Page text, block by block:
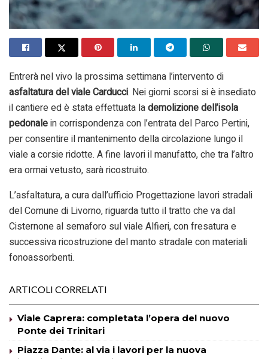
Entrerà nel vivo la prossima settimana l’intervento di
asfaltatura del viale Carducci. Nei giorni scorsi si è insediato
il cantiere ed è stata effettuata lademolizione dell’isola
pedonalein corrispondenza con l’entrata del Parco Pertini,
per consentire il mantenimento della circolazione lungo il
viale a corsie ridotte. A fine lavori il manufatto, che tra l’altro
era ormai vetusto, sarà ricostruito.
L’asfaltatura, a cura dall’ufficio Progettazione lavori stradali
del Comune di Livorno, riguarda tutto il tratto che va dal
Cisternone al semaforo sul viale Alfieri, con fresatura e
successiva ricostruzione del manto stradale con materiali
fonoassorbenti.
ARTICOLI CORRELATI
Viale Caprera: completata l’opera del nuovo
Ponte dei Trinitari
Piazza Dante: al via i lavori per la nuova